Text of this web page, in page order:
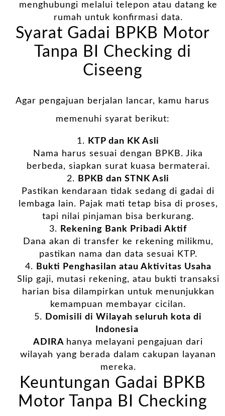
menghubungi melalui telepon atau datang ke
rumah untuk konfirmasi data.
Syarat Gadai BPKB Motor
Tanpa BI Checking di
Ciseeng
Agar pengajuan berjalan lancar, kamu harus
memenuhi syarat berikut:
KTP dan KK Asli
Nama harus sesuai dengan BPKB. Jika
berbeda, siapkan surat kuasa bermaterai.
BPKB dan STNK Asli
Pastikan kendaraan tidak sedang di gadai di
lembaga lain. Pajak mati tetap bisa di proses,
tapi nilai pinjaman bisa berkurang.
Rekening Bank Pribadi Aktif
Dana akan di transfer ke rekening milikmu,
pastikan nama dan data sesuai KTP.
Bukti Penghasilan atau Aktivitas Usaha
Slip gaji, mutasi rekening, atau bukti transaksi
harian bisa dilampirkan untuk menunjukkan
kemampuan membayar cicilan.
Domisili di Wilayah seluruh kota di
Indonesia
ADIRA hanya melayani pengajuan dari
wilayah yang berada dalam cakupan layanan
mereka.
Keuntungan Gadai BPKB
Motor Tanpa BI Checking